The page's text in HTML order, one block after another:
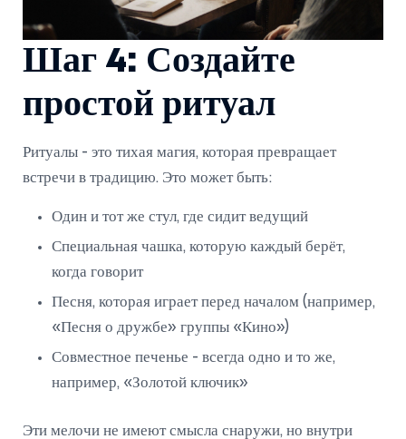
Шаг 4: Создайте
простой ритуал
Ритуалы - это тихая магия, которая превращает
встречи в традицию. Это может быть:
Один и тот же стул, где сидит ведущий
Специальная чашка, которую каждый берёт,
когда говорит
Песня, которая играет перед началом (например,
«Песня о дружбе» группы «Кино»)
Совместное печенье - всегда одно и то же,
например, «Золотой ключик»
Эти мелочи не имеют смысла снаружи, но внутри